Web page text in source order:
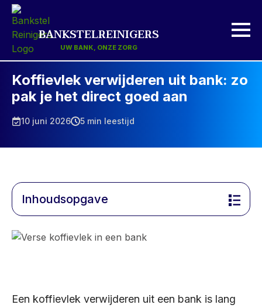
BANKSTELREINIGERS
UW BANK, ONZE ZORG
Koffievlek verwijderen uit bank: zo
pak je het direct goed aan
10 juni 2026 5 min leestijd
Inhoudsopgave
Een koffievlek verwijderen uit een bank is lang